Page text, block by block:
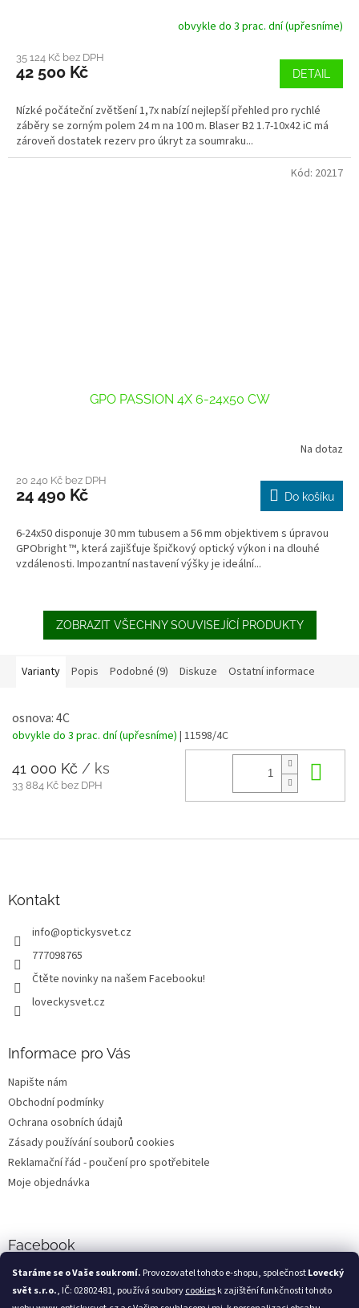
Staráme se o Vaše soukromí. Provozovatel tohoto e-shopu, společnostLovecký
svět s.r.o., IČ: 02802481, používá souborycookiesk zajištění funkčnosti tohoto
obvykle do 3 prac. dní (upřesníme)
35 124 Kč bez DPH
42 500 Kč DETAIL
Nízké počáteční zvětšení 1,7x nabízí nejlepší přehled pro rychlé
záběry se zorným polem 24 m na 100 m. Blaser B2 1.7-10x42 iC má
zároveň dostatek rezerv pro úkryt za soumraku...
GPO PASSION 4X 6-24x50 CW
produktu
je
z
5
hvězdiček.
Na dotaz
20 240 Kč bez DPH
24 490 Kč Do košíku
6-24x50 disponuje 30 mm tubusem a 56 mm objektivem s úpravou
GPObright ™, která zajišťuje špičkový optický výkon i na dlouhé
vzdálenosti. Impozantní nastavení výšky je ideální...
Kód: 20217
ZOBRAZIT VŠECHNY SOUVISEJÍCÍ PRODUKTY
Varianty Popis Podobné (9) Diskuze Ostatní informace
osnova: 4C
obvykle do 3 prac. dní (upřesníme) | 11598/4C
41 000 Kč / ks
33 884 Kč bez DPH
Kontakt
info@optickysvet.cz
777098765
Čtěte novinky na našem Facebooku!
loveckysvet.cz
Informace pro Vás
Napište nám
Obchodní podmínky
Ochrana osobních údajů
Zásady používání souborů cookies
Reklamační řád - poučení pro spotřebitele
Moje objednávka
Facebook